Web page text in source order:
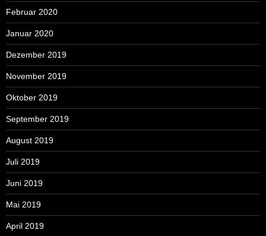
Februar 2020
Januar 2020
Dezember 2019
November 2019
Oktober 2019
September 2019
August 2019
Juli 2019
Juni 2019
Mai 2019
April 2019